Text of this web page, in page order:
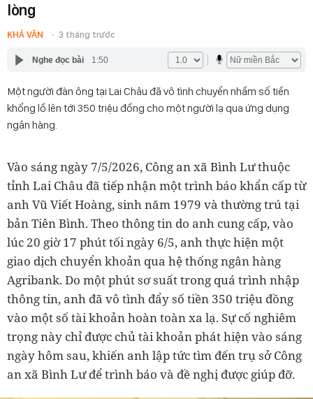
lòng
KHẢ VĂN 3 tháng trước
Nghe đọc bài 1:50
Một người đàn ông tại Lai Châu đã vô tình chuyển nhầm số tiền
khổng lồ lên tới 350 triệu đồng cho một người lạ qua ứng dụng
ngân hàng.
Vào sáng ngày 7/5/2026, Công an xã Bình Lư thuộc
tỉnh Lai Châu đã tiếp nhận một trình báo khẩn cấp từ
anh Vũ Viết Hoàng, sinh năm 1979 và thường trú tại
bản Tiên Bình. Theo thông tin do anh cung cấp, vào
lúc 20 giờ 17 phút tối ngày 6/5, anh thực hiện một
giao dịch chuyển khoản qua hệ thống ngân hàng
Agribank. Do một phút sơ suất trong quá trình nhập
thông tin, anh đã vô tình đẩy số tiền 350 triệu đồng
vào một số tài khoản hoàn toàn xa lạ. Sự cố nghiêm
trọng này chỉ được chủ tài khoản phát hiện vào sáng
ngày hôm sau, khiến anh lập tức tìm đến trụ sở Công
an xã Bình Lư để trình báo và đề nghị được giúp đỡ.